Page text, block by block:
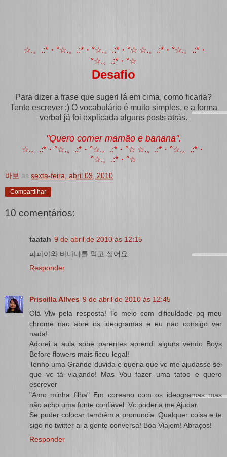
☆.。.:*・°☆.。.:*・°☆.。.:*・°☆ ☆.。.:*・°☆.。.:*・
°☆.。.:*・°☆
Desafio
Para dizer a frase que sugeri lá em cima, como ficaria?
Tente escrever :) O vocabulário é muito simples, e a forma
verbal já foi explicada alguns posts atrás.
"Quero comer mamão e banana".
☆.。.:*・°☆.。.:*・°☆.。.:*・°☆ ☆.。.:*・°☆.。.:*・
°☆.。.:*・°☆
바보 às sexta-feira, abril 09, 2010
Compartilhar
10 comentários:
taatah 9 de abril de 2010 às 12:15
파파야와 바나나를 먹고 싶어요.
Responder
Priscilla Allves 9 de abril de 2010 às 12:45
Olá Vlw pela resposta! To meio com dificuldade pq meu
chrome nao abre os ideogramas e eu nao consigo ver
nada!
Adorei a aula sobe parentes aprendi alguns vendo Boys
Before flowers mais ficou legal!
Tenho uma Grande duvida e queria que vc me ajudasse sei
que vc tá viajando! Mas Vou fazer uma tatoo e quero
escrever
"Amo minha filha" Em coreano com os ideogramas mas
não acho uma fonte confiável. Vc poderia me Ajudar.
Se puder colocar também a pronuncia. Qualquer coisa e te
sigo no twitter ai a gente conversa! Boa Viajem! Abraços!
Responder